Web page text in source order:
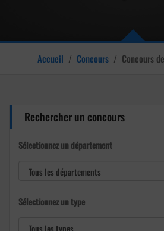
Accueil / Concours / Concours
Rechercher un concours
Sélectionnez un département
Sélectionnez un type